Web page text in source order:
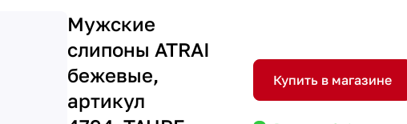
Мужские
слипоны ATRAI
бежевые,
артикул
Купить в магазине